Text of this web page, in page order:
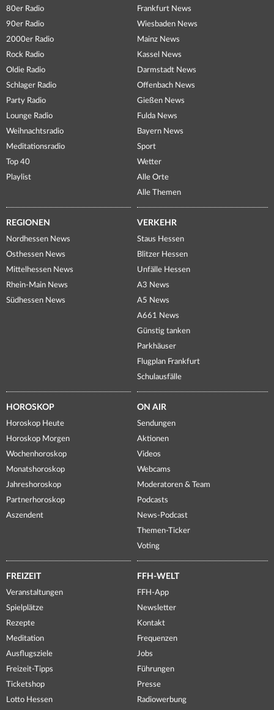
80er Radio
90er Radio
2000er Radio
Rock Radio
Oldie Radio
Schlager Radio
Party Radio
Lounge Radio
Weihnachtsradio
Meditationsradio
Top 40
Playlist
Frankfurt News
Wiesbaden News
Mainz News
Kassel News
Darmstadt News
Offenbach News
Gießen News
Fulda News
Bayern News
Sport
Wetter
Alle Orte
Alle Themen
REGIONEN
Nordhessen News
Osthessen News
Mittelhessen News
Rhein-Main News
Südhessen News
VERKEHR
Staus Hessen
Blitzer Hessen
Unfälle Hessen
A3 News
A5 News
A661 News
Günstig tanken
Parkhäuser
Flugplan Frankfurt
Schulausfälle
HOROSKOP
Horoskop Heute
Horoskop Morgen
Wochenhoroskop
Monatshoroskop
Jahreshoroskop
Partnerhoroskop
Aszendent
ON AIR
Sendungen
Aktionen
Videos
Webcams
Moderatoren & Team
Podcasts
News-Podcast
Themen-Ticker
Voting
FREIZEIT
Veranstaltungen
Spielplätze
Rezepte
Meditation
Ausflugsziele
Freizeit-Tipps
Ticketshop
Lotto Hessen
FFH-WELT
FFH-App
Newsletter
Kontakt
Frequenzen
Jobs
Führungen
Presse
Radiowerbung